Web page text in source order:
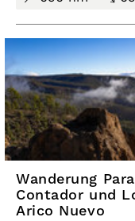
aussichtsreiche
auf schmalen
Wanderung
Contador und
Arico Nuevo